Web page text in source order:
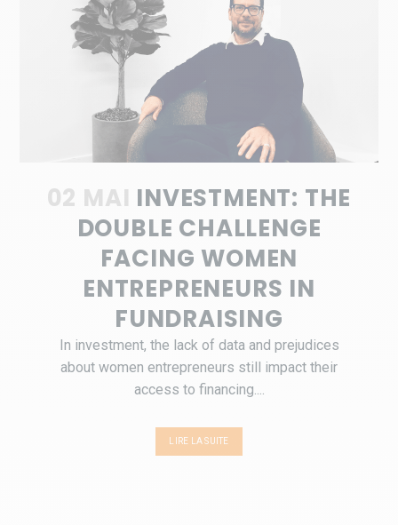
02 MAI INVESTMENT: THE
DOUBLE CHALLENGE
FACING WOMEN
ENTREPRENEURS IN
FUNDRAISING
In investment, the lack of data and prejudices
about women entrepreneurs still impact their
access to financing....
LIRE LA SUITE